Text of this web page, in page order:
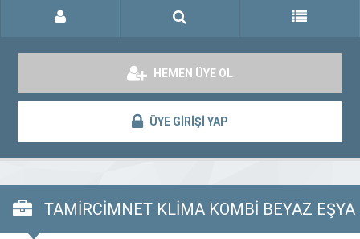
HEMEN ÜYE OL
ÜYE GİRİŞİ YAP
TAMİRCİMNET KLİMA KOMBİ BEYAZ EŞYA